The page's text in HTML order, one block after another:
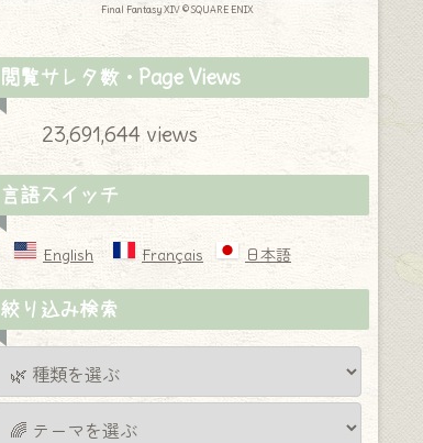
Final Fantasy XIV © SQUARE ENIX
閲覧サレタ数・Page Views
23,691,644 views
言語スイッチ
English Français 日本語
絞り込み検索